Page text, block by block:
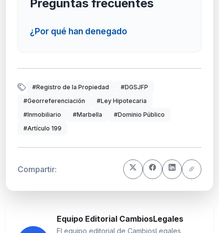
Preguntas frecuentes
¿Por qué han denegado
#Registro de la Propiedad
#DGSJFP
#Georreferenciación
#Ley Hipotecaria
#Inmobiliario
#Marbella
#Dominio Público
#Artículo 199
Compartir:
Equipo Editorial CambiosLegales
El equipo editorial de CambiosLegales